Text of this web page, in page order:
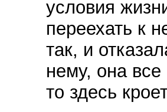
условия
переехать к
так, и
нему, она
то здесь